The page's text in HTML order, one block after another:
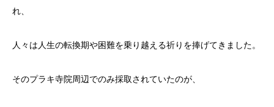
れ、
人々は人生の転換期や困難を乗り越える祈りを捧げてきました。
そのプラキ寺院周辺でのみ採取されていたのが、